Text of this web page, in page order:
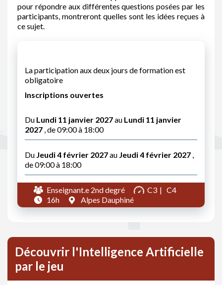
pour répondre aux différentes questions posées par les
participants, montreront quelles sont les idées reçues à
ce sujet.
La participation aux deux jours de formation est
obligatoire
Inscriptions ouvertes
Du Lundi 11 janvier 2027au Lundi 11 janvier
2027 , de 09:00 à 18:00
Du Jeudi 4 février 2027au Jeudi 4 février 2027 ,
de 09:00 à 18:00
Enseignant.e 2nd degré C3
C4
16h
Alpes Dauphiné
Découvrir l'Intelligence Artificielle
par le jeu